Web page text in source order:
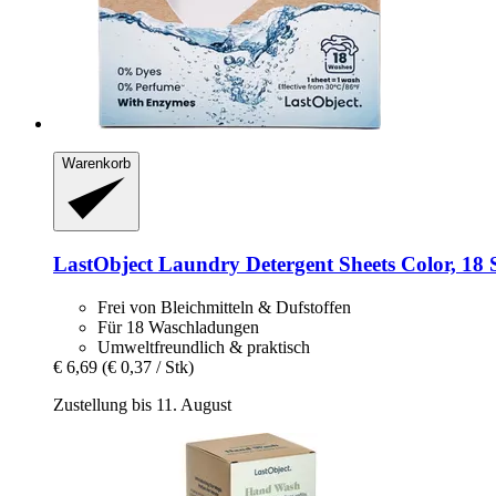
Warenkorb
LastObject Laundry Detergent Sheets Color, 18
Frei von Bleichmitteln & Dufstoffen
Für 18 Waschladungen
Umweltfreundlich & praktisch
€ 6,69 (€ 0,37 / Stk)
Zustellung bis 11. August